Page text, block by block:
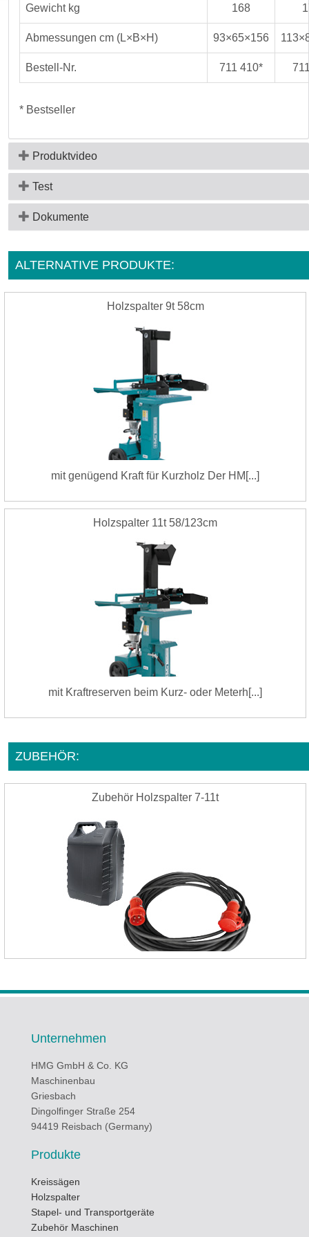
Gewicht kg 168
Abmessungen cm (L×B×H) 93×65×156
Bestell-Nr. 711 410*
* Bestseller
Produktvideo
Test
Dokumente
ALTERNATIVE PRODUKTE:
Holzspalter 9t 58cm
mit genügend Kraft für Kurzholz Der HM[...]
Holzspalter 11t 58/123cm
mit Kraftreserven beim Kurz- oder Meterh[...]
ZUBEHÖR:
Zubehör Holzspalter 7-11t
Unternehmen
HMG GmbH & Co. KG
Maschinenbau
Griesbach
Dingolfinger Straße 254
94419 Reisbach (Germany)
Produkte
Kreissägen
Holzspalter
Stapel- und Transportgeräte
Zubehör Maschinen